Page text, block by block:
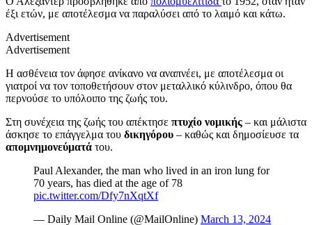
έξι ετών, με αποτέλεσμα να παραλύσει από το λαιμό και κάτω.
Advertisement
Advertisement
Η ασθένεια τον άφησε ανίκανο να αναπνέει, με αποτέλεσμα οι
γιατροί να τον τοποθετήσουν στον μεταλλικό κύλινδρο, όπου θα
περνούσε το υπόλοιπο της ζωής του.
Στη συνέχεια της ζωής του απέκτησε πτυχίο νομικής – και μάλιστα
άσκησε το επάγγελμα του δικηγόρου – καθώς και δημοσίευσε τα
απομνημονεύματά του.
Paul Alexander, the man who lived in an iron lung for
70 years, has died at the age of 78
pic.twitter.com/Dfy7nXqtXf
— Daily Mail Online (@MailOnline) March 13, 2024